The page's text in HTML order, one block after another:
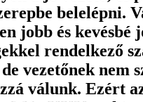
belelépni.
jobb és kevésbé
rendelkező
vezetőnek nem
válunk. Ezért